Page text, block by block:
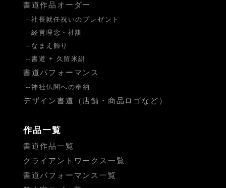
書道作品オーダー
社長就任祝いのプレゼント
経営理念・社訓
なまえ飾り
書道 + 久留米絣
書道パフォーマンス
神社仏閣への奉納
デザイン書道（店舗・商品ロゴなど）
作品一覧
書道作品一覧
クライアントワークス一覧
書道パフォーマンス一覧